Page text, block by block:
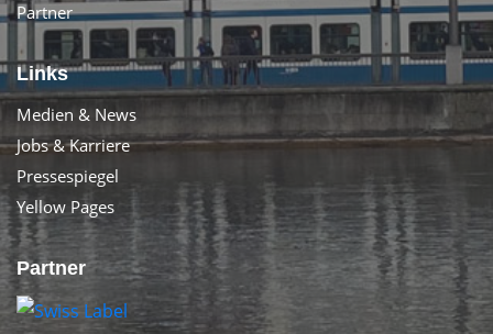
Partner
Links
Medien & News
Jobs & Karriere
Pressespiegel
Yellow Pages
Partner